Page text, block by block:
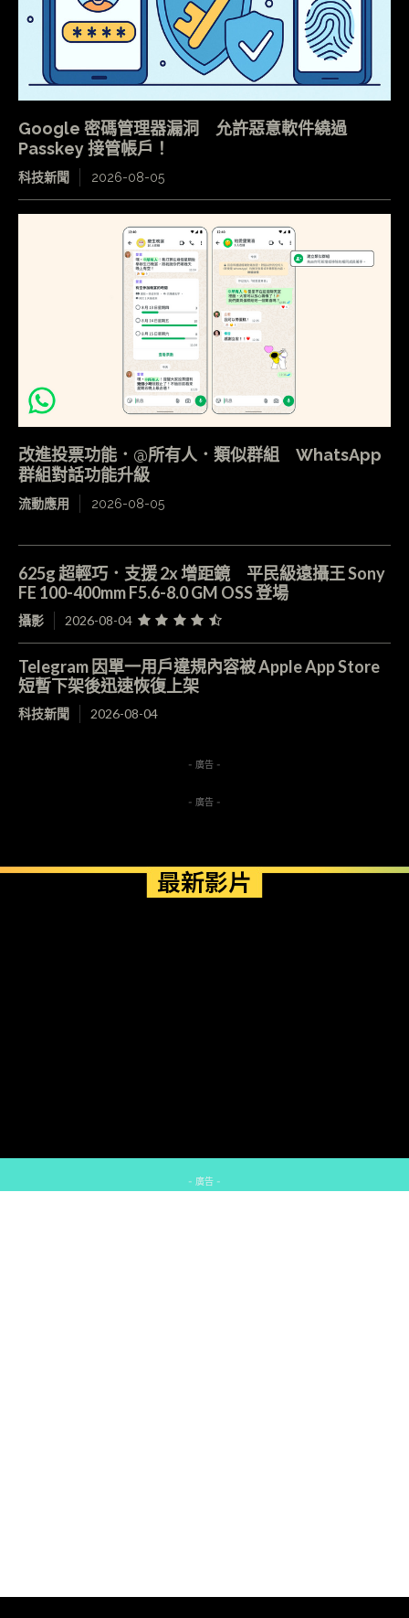
Google 密碼管理器漏洞 允許惡意軟件繞過
Passkey 接管帳戶！
科技新聞 2026-08-05
改進投票功能．@所有人．類似群組 WhatsApp
群組對話功能升級
流動應用 2026-08-05
625g 超輕巧．支援 2x 增距鏡 平民級遠攝王 Sony
FE 100-400mm F5.6-8.0 GM OSS 登場
攝影 2026-08-04
Telegram 因單一用戶違規內容被 Apple App Store
短暫下架後迅速恢復上架
科技新聞 2026-08-04
- 廣告 -
- 廣告 -
最新影片
- 廣告 -